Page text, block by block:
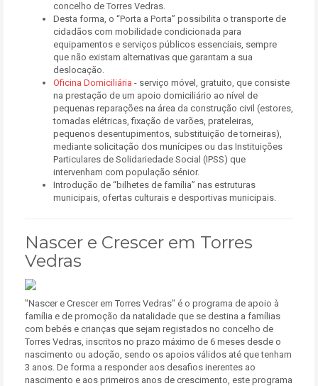
concelho de Torres Vedras.
Desta forma, o “Porta a Porta” possibilita o transporte de
cidadãos com mobilidade condicionada para
equipamentos e serviços públicos essenciais, sempre
que não existam alternativas que garantam a sua
deslocação.
Oficina Domiciliária - serviço móvel, gratuito, que consiste
na prestação de um apoio domiciliário ao nível de
pequenas reparações na área da construção civil (estores,
tomadas elétricas, fixação de varões, prateleiras,
pequenos desentupimentos, substituição de torneiras),
mediante solicitação dos munícipes ou das Instituições
Particulares de Solidariedade Social (IPSS) que
intervenham com população sénior.
Introdução de “bilhetes de família” nas estruturas
municipais, ofertas culturais e desportivas municipais.
Nascer e Crescer em Torres
Vedras
"Nascer e Crescer em Torres Vedras" é o programa de apoio à
família e de promoção da natalidade que se destina a famílias
com bebés e crianças que sejam registados no concelho de
Torres Vedras, inscritos no prazo máximo de 6 meses desde o
nascimento ou adoção, sendo os apoios válidos até que tenham
3 anos. De forma a responder aos desafios inerentes ao
nascimento e aos primeiros anos de crescimento, este programa